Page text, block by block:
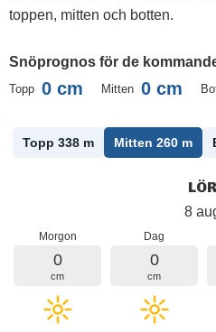
toppen, mitten och botten.
Snöprognos för de
Topp 0 cm Mitten 0 cm
Topp 338 m Mitten 260 m
LÖR
8
Morgon
0
cm
Dag
0
cm